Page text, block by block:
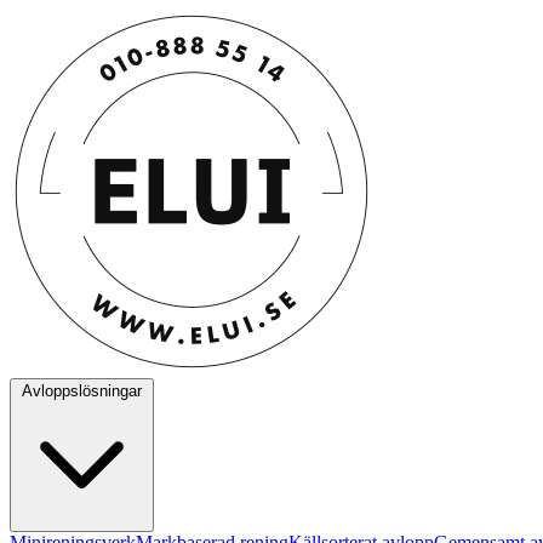
Avloppslösningar